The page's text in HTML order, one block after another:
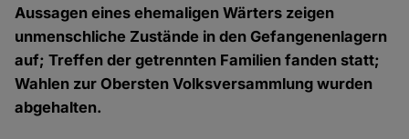
Aussagen eines ehemaligen Wärters zeigen
unmenschliche Zustände in den Gefangenenlagern
auf; Treffen der getrennten Familien fanden statt;
Wahlen zur Obersten Volksversammlung wurden
abgehalten.